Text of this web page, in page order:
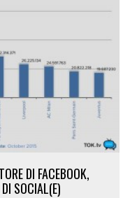
DI FACEBOOK,
SOCIAL(E)